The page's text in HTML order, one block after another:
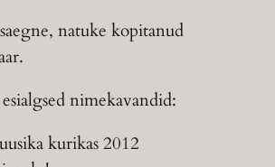
natuke kopitanud
nimekavandid:
kurikas 2012